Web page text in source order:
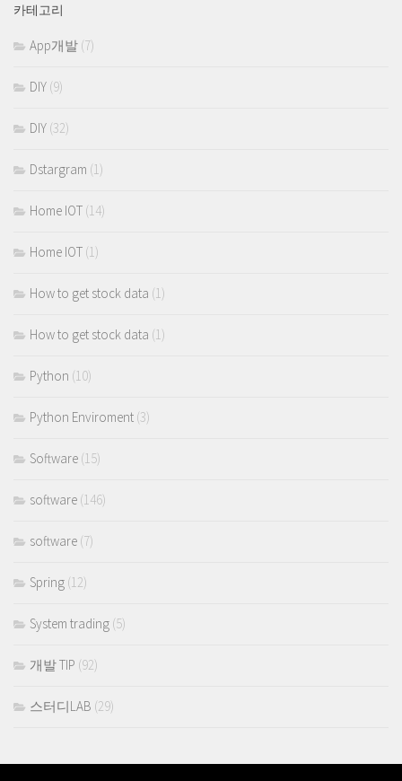
카테고리
App개발 (7)
DIY (9)
DIY (32)
Dstargram (1)
Home IOT (14)
Home IOT (1)
How to get stock data (1)
How to get stock data (1)
Python (10)
Python Enviroment (3)
Software (15)
software (146)
software (7)
Spring (12)
System trading (5)
개발 TIP (92)
스터디LAB (29)